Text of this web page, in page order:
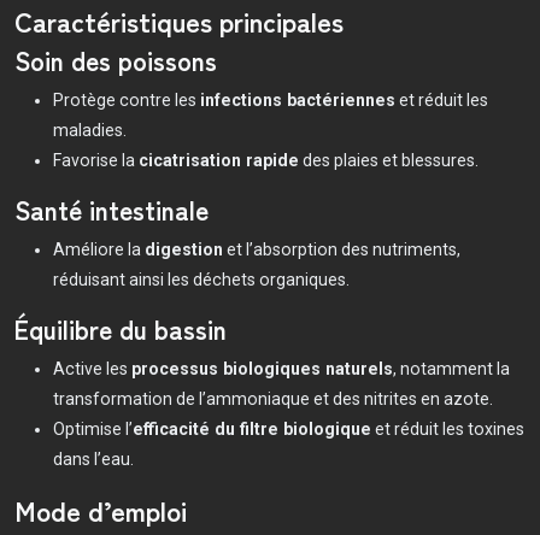
Caractéristiques principales
Soin des poissons
Protège contre les infections bactériennes et réduit les
maladies.
Favorise la cicatrisation rapide des plaies et blessures.
Santé intestinale
Améliore la digestion et l’absorption des nutriments,
réduisant ainsi les déchets organiques.
Équilibre du bassin
Active les processus biologiques naturels, notamment la
transformation de l’ammoniaque et des nitrites en azote.
Optimise l’efficacité du filtre biologique et réduit les toxines
dans l’eau.
Mode d’emploi